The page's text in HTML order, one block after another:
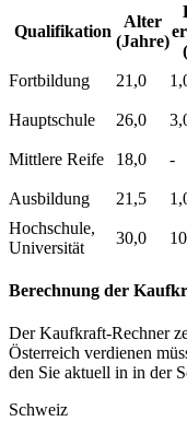
Qualifikation
Alter
(Jahre)
Fortbildung 21,0
Hauptschule
26,0
Mittlere Reife
18,0 -
Ausbildung
21,5
Hochschule,
Universität
30,0
Berechnung der
Der Kaufkraft-Rechner
Österreich verdienen
den Sie aktuell in in der
Schweiz